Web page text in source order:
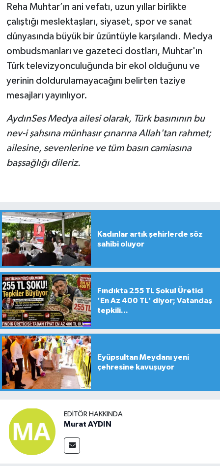
Reha Muhtar’ın ani vefatı, uzun yıllar birlikte
çalıştığı meslektaşları, siyaset, spor ve sanat
dünyasında büyük bir üzüntüyle karşılandı. Medya
ombudsmanları ve gazeteci dostları, Muhtar'ın
Türk televizyonculuğunda bir ekol olduğunu ve
yerinin doldurulamayacağını belirten taziye
mesajları yayınlıyor.
AydınSes Medya ailesi olarak, Türk basınının bu
nev-i şahsına münhasır çınarına Allah'tan rahmet;
ailesine, sevenlerine ve tüm basın camiasına
başsağlığı dileriz.
Kadınlar artık şehirlerde söz
sahibi oluyor
Fındıkta 255 TL Şoku! Üretici
'En Az 400 TL' diyor; Vatandaş
tepkili...
Eyüpsultan Meydanı yeni
çehresine kavuşuyor
EDITÖR HAKKINDA
Murat AYDIN